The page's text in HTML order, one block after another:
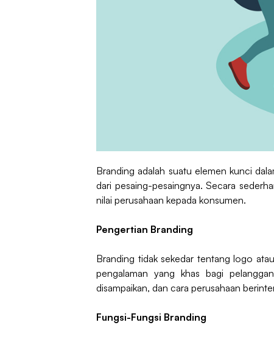
Branding adalah suatu elemen kunci
dari pesaing-pesaingnya. Secara
nilai perusahaan kepada konsumen.
Pengertian Branding
Branding tidak sekedar tentang logo
pengalaman yang khas bagi
disampaikan, dan cara perusahaan
Fungsi-Fungsi Branding